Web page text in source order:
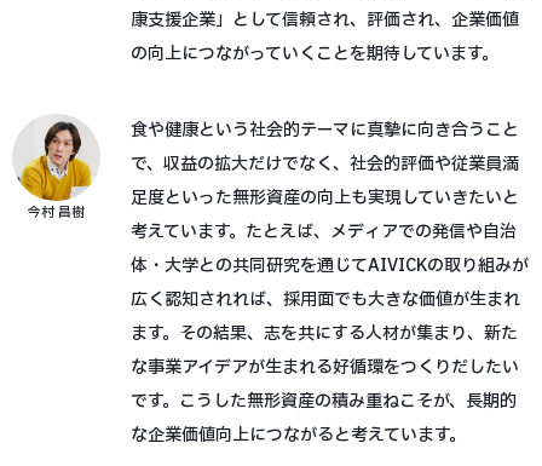
康支援企業」として信頼され、評価され、企業価値
の向上につながっていくことを期待しています。
今村 昌樹
食や健康という社会的テーマに真摯に向き合うこと
で、収益の拡大だけでなく、社会的評価や従業員満
足度といった無形資産の向上も実現していきたいと
考えています。たとえば、メディアでの発信や自治
体・大学との共同研究を通じてAIVICKの取り組みが
広く認知されれば、採用面でも大きな価値が生まれ
ます。その結果、志を共にする人材が集まり、新た
な事業アイデアが生まれる好循環をつくりだしたい
です。こうした無形資産の積み重ねこそが、長期的
な企業価値向上につながると考えています。